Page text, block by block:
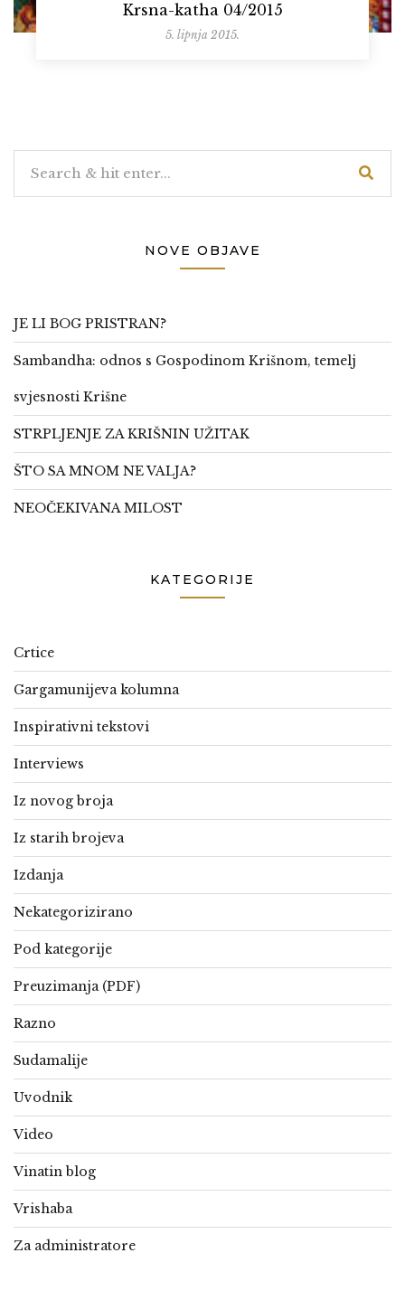
Krsna-katha 04/2015
5. lipnja 2015.
NOVE OBJAVE
JE LI BOG PRISTRAN?
Sambandha: odnos s Gospodinom Krišnom, temelj
svjesnosti Krišne
STRPLJENJE ZA KRIŠNIN UŽITAK
ŠTO SA MNOM NE VALJA?
NEOČEKIVANA MILOST
KATEGORIJE
Crtice
Gargamunijeva kolumna
Inspirativni tekstovi
Interviews
Iz novog broja
Iz starih brojeva
Izdanja
Nekategorizirano
Pod kategorije
Preuzimanja (PDF)
Razno
Sudamalije
Uvodnik
Video
Vinatin blog
Vrishaba
Za administratore